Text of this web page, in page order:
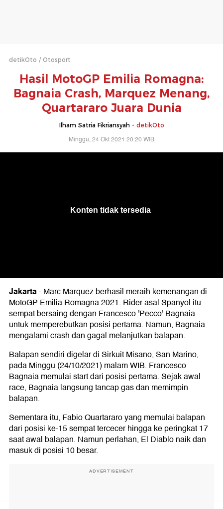
detikOto Otosport
Hasil MotoGP Emilia Romagna:
Bagnaia Crash, Marquez Menang,
Quartararo Juara Dunia
Ilham Satria Fikriansyah - detikOto
Minggu, 24 Okt 2021 20:20 WIB
Jakarta-Marc Marquez berhasil meraih kemenangan di
MotoGP Emilia Romagna 2021. Rider asal Spanyol itu
sempat bersaing dengan Francesco 'Pecco' Bagnaia
untuk memperebutkan posisi pertama. Namun, Bagnaia
mengalami crash dan gagal melanjutkan balapan.
Balapan sendiri digelar di Sirkuit Misano, San Marino,
pada Minggu (24/10/2021) malam WIB. Francesco
Bagnaia memulai start dari posisi pertama. Sejak awal
race, Bagnaia langsung tancap gas dan memimpin
balapan.
Sementara itu, Fabio Quartararo yang memulai balapan
dari posisi ke-15 sempat tercecer hingga ke peringkat 17
saat awal balapan. Namun perlahan, El Diablo naik dan
masuk di posisi 10 besar.
ADVERTISEMENT